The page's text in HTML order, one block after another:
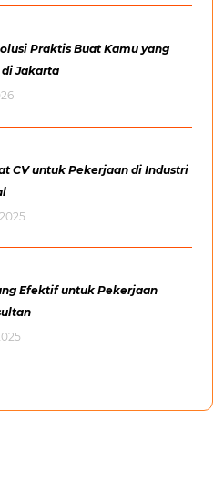
Praktis Buat Kamu yang
di Jakarta
CV untuk Pekerjaan di Industri
Efektif untuk Pekerjaan